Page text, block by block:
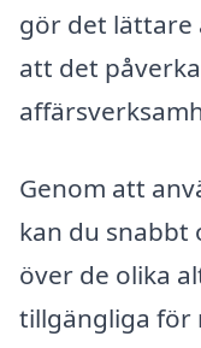
gör det lättare
att det
Genom att
kan du snabbt
över de olika
tillgängliga för